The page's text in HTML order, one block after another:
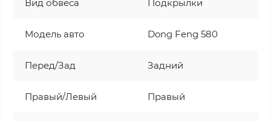
Вид обвеса Подкрылки
Модель авто Dong Feng 580
Перед/Зад Задний
Правый/Левый Правый